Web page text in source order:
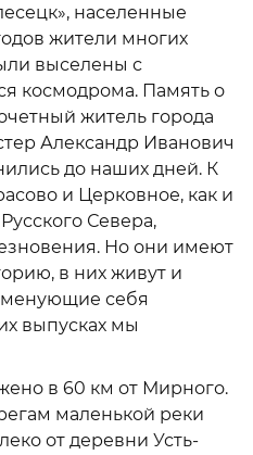
населенные
жители многих
выселены с
космодрома. Память о
житель города
Александр Иванович
до наших дней. К
и Церковное, как и
Севера,
Но они имеют
в них живут и
себя
выпусках мы
в 60 км от Мирного.
маленькой реки
от деревни Усть-